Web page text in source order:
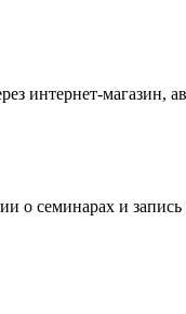
интернет-
о семинарах и запись